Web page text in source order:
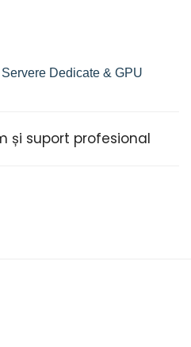
și suport profesional